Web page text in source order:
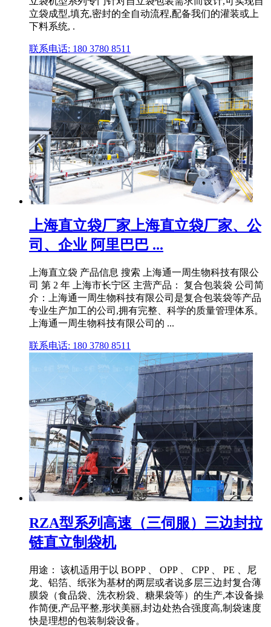
立袋成型,填充,密封的全自动流程,配备我们的灌装或上
下料系统, .
联系电话: 180 3780 8511
上海直立袋厂家上海直立袋厂家、公
司、企业 阿里巴巴 ...
上海直立袋 产品信息 搜索 上海通一周生物科技有限公
司 第 2 年 上海市长宁区 主营产品： 复合包装袋 公司简
介：上海通一周生物科技有限公司是复合包装袋等产品
专业生产加工的公司,拥有完整、科学的质量管理体系。
上海通一周生物科技有限公司的 ...
联系电话: 180 3780 8511
RZA型系列高速（三伺服）三边封拉
链直立制袋机
用途： 该机适用于以 BOPP 、 OPP 、 CPP 、 PE 、尼
龙、铝箔、纸张为基材的两层或者说多层三边封复合薄
膜袋（食品袋、洗衣粉袋、糖果袋等）的生产,本设备操
作简便,产品平整,形状美丽,封边处热合强度高,制袋速度
快是理想的包装制袋设备。